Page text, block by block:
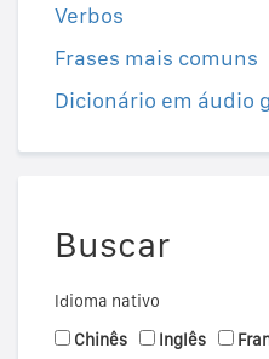
Verbos
Frases mais comuns
Dicionário em áudio
Buscar
Idioma nativo
Chinês
Inglês